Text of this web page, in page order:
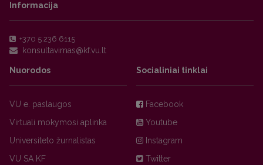
Informacija
+370 5 236 6115
Nuorodos
VU e. paslaugos
Virtuali mokymosi aplinka
Universiteto žurnalistas
VU SA KF
Socialiniai tinklai
Facebook
Youtube
Instagram
Twitter